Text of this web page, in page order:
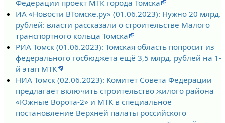
Федерации проект МТК города Томска
ИА «Новости ВТомске.ру» (01.06.2023): Нужно 20 млрд.
рублей: власти рассказали о строительстве Малого
транспортного кольца Томска
РИА Томск (01.06.2023): Томская область попросит из
федерального госбюджета ещё 3,5 млрд. рублей на 1-
й этап МТК
НИА Томск (02.06.2023): Комитет Совета Федерации
предлагает включить строительство жилого района
«Южные Ворота-2» и МТК в специальное
постановление Верхней палаты российского